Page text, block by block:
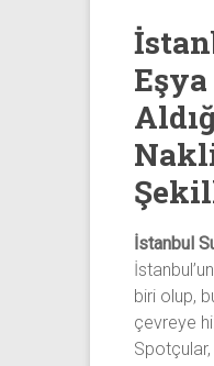
firması,
ev
eşyaları,
beyaz
eşya,
spot
eşya,
el
eşya,
tv,
klima,
kombi
İstanbul
biri olup,
çevreye
Spotçular,